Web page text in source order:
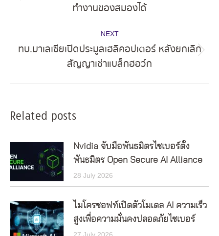
post:
ทำงานของสมองได้
NEXT
Next
post:
ทบ.มาเลเซียเปิดประมูลเฮลิคอปเตอร์ หลังยกเลิก
สัญญาเช่าแบล็กฮอว์ก
Related posts
Nvidia จับมือพันธมิตรไซเบอร์ตั้ง
พันธมิตร Open Secure AI Alliance
28 July 2026
ไมโครซอฟท์เปิดตัวโมเดล AI ความเร็ว
สูงเพื่อความมั่นคงปลอดภัยไซเบอร์